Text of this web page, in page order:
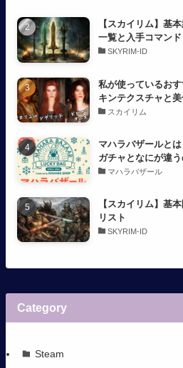
【スカイリム】基
一覧と入手コマンド
SKYRIM-ID
私が使っているお
キンテクスチャと
スカイリム
マハラバザールと
ガチャとなにが違う
マハラバザール
【スカイリム】基
リスト
SKYRIM-ID
Category
Steam